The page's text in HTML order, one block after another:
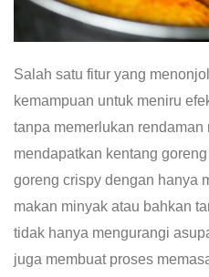
Salah satu fitur yang
kemampuan untuk meniru
tanpa memerlukan rendaman
mendapatkan kentang
goreng crispy dengan hanya
makan minyak atau bahkan
tidak hanya mengurangi
juga membuat proses